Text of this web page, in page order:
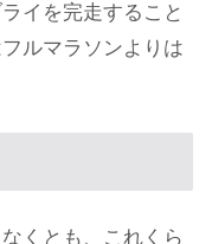
イを完走すること
ルマラソンよりは
くとも、これくら